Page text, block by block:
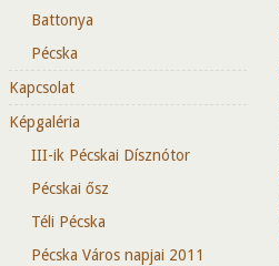
Battonya
Pécska
Kapcsolat
Képgaléria
III-ik Pécskai Dísznótor
Pécskai ősz
Téli Pécska
Pécska Város napjai 2011